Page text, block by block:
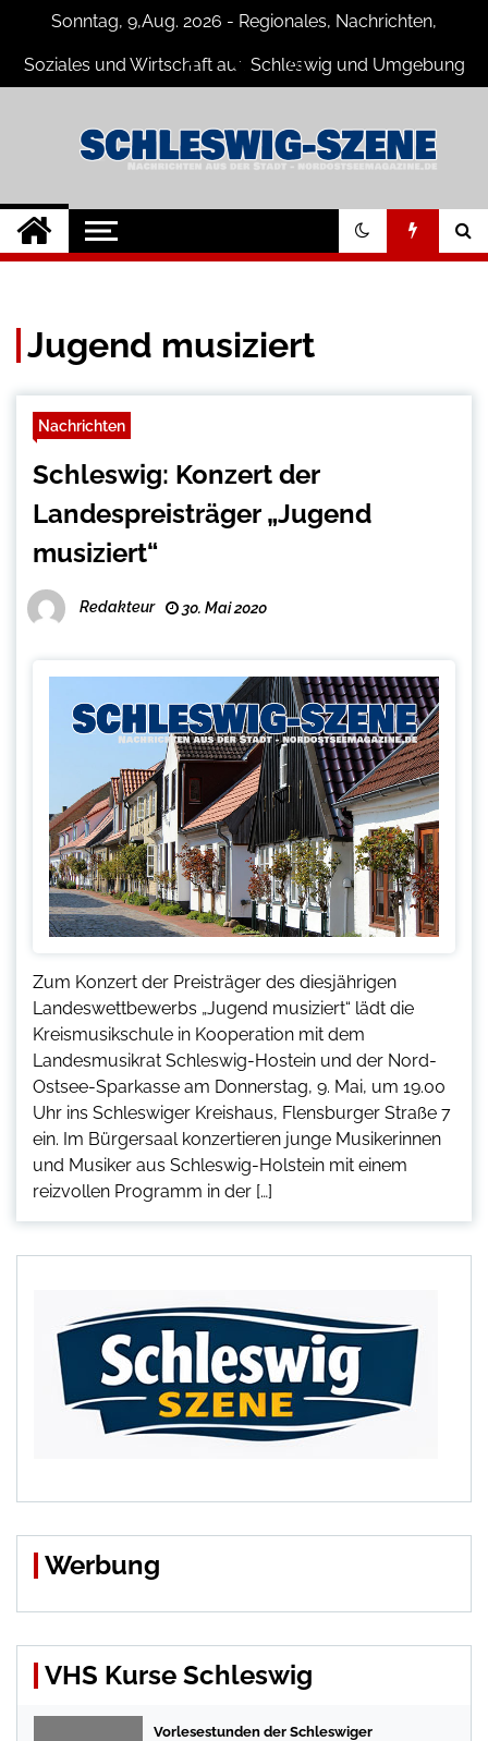
content
Sonntag, 9,Aug. 2026 - Regionales, Nachrichten,
Soziales und Wirtschaft aus Schleswig und Umgebung
Schleswig Szene
Neuigkeiten und Nachrichten aus
Schleswig und Umgebung
Jugend musiziert
Nachrichten
Schleswig: Konzert der
Landespreisträger „Jugend
musiziert“
Redakteur 30. Mai 2020
Zum Konzert der Preisträger des diesjährigen
Landeswettbewerbs „Jugend musiziert“ lädt die
Kreismusikschule in Kooperation mit dem
Landesmusikrat Schleswig-Hostein und der Nord-
Ostsee-Sparkasse am Donnerstag, 9. Mai, um 19.00
Uhr ins Schleswiger Kreishaus, Flensburger Straße 7
ein. Im Bürgersaal konzertieren junge Musikerinnen
und Musiker aus Schleswig-Holstein mit einem
reizvollen Programm in der […]
Werbung
VHS Kurse Schleswig
Vorlesestunden der Schleswiger